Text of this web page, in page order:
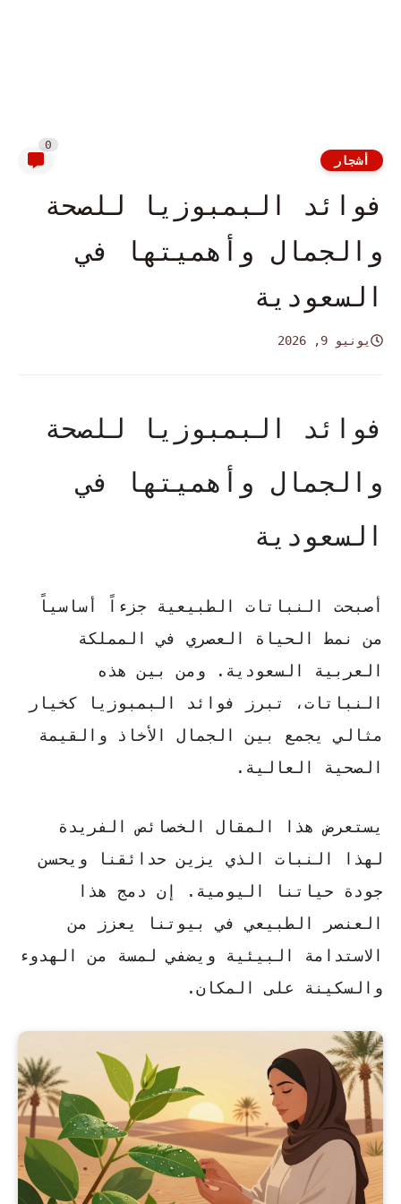
أشجار
0
فوائد البمبوزيا للصحة
والجمال وأهميتها في
السعودية
يونيو 9, 2026
فوائد البمبوزيا للصحة
والجمال وأهميتها في
السعودية
أصبحت النباتات الطبيعية جزءاً أساسياً
من نمط الحياة العصري في المملكة
العربية السعودية. ومن بين هذه
النباتات، تبرز
فوائد البمبوزيا
كخيار
مثالي يجمع بين الجمال الأخاذ والقيمة
الصحية العالية.
يستعرض هذا المقال الخصائص الفريدة
لهذا النبات الذي يزين حدائقنا ويحسن
جودة حياتنا اليومية. إن دمج هذا
العنصر الطبيعي في بيوتنا يعزز من
الاستدامة البيئية ويضفي لمسة من الهدوء
والسكينة على المكان.